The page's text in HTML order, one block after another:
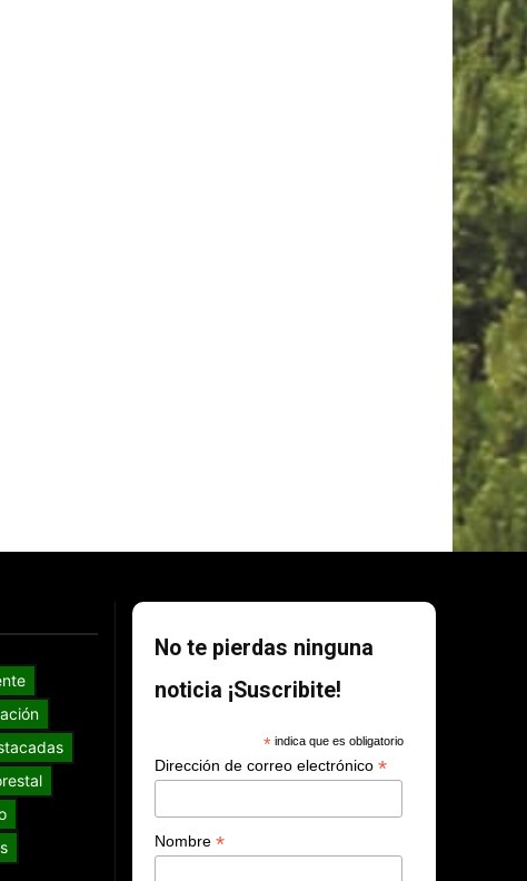
No te pierdas ninguna
noticia ¡Suscribite!
*indica que es obligatorio
Dirección de correo electrónico*
Nombre*